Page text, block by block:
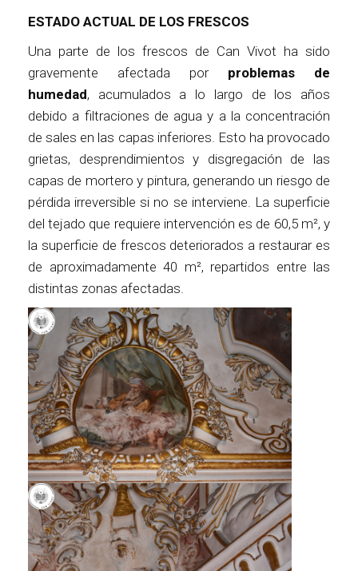
ESTADO ACTUAL DE LOS FRESCOS
Una parte de los frescos de Can Vivot ha sido
gravemente afectada por problemas de
humedad, acumulados a lo largo de los años
debido a filtraciones de agua y a la concentración
de sales en las capas inferiores. Esto ha provocado
grietas, desprendimientos y disgregación de las
capas de mortero y pintura, generando un riesgo de
pérdida irreversible si no se interviene. La superficie
del tejado que requiere intervención es de 60,5 m², y
la superficie de frescos deteriorados a restaurar es
de aproximadamente 40 m², repartidos entre las
distintas zonas afectadas.